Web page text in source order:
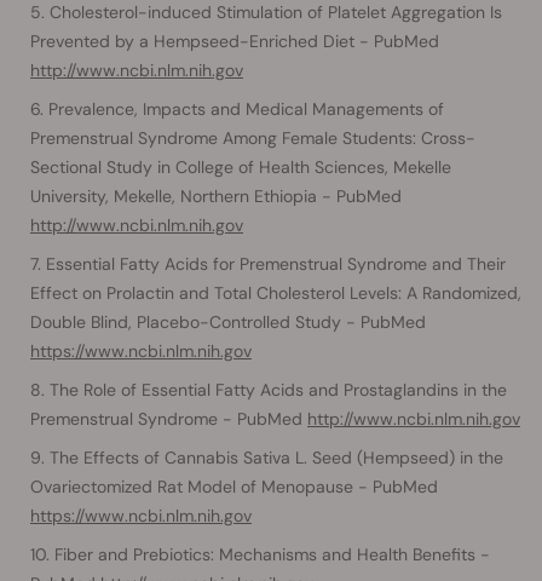
Cholesterol-induced Stimulation of Platelet Aggregation Is
Prevented by a Hempseed-Enriched Diet - PubMed
http://www.ncbi.nlm.nih.gov
Prevalence, Impacts and Medical Managements of
Premenstrual Syndrome Among Female Students: Cross-
Sectional Study in College of Health Sciences, Mekelle
University, Mekelle, Northern Ethiopia - PubMed
http://www.ncbi.nlm.nih.gov
Essential Fatty Acids for Premenstrual Syndrome and Their
Effect on Prolactin and Total Cholesterol Levels: A Randomized,
Double Blind, Placebo-Controlled Study - PubMed
https://www.ncbi.nlm.nih.gov
The Role of Essential Fatty Acids and Prostaglandins in the
Premenstrual Syndrome - PubMed http://www.ncbi.nlm.nih.gov
The Effects of Cannabis Sativa L. Seed (Hempseed) in the
Ovariectomized Rat Model of Menopause - PubMed
https://www.ncbi.nlm.nih.gov
Fiber and Prebiotics: Mechanisms and Health Benefits -